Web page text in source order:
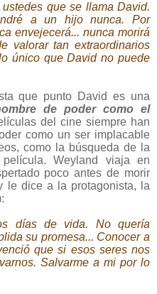
que se llama David.
a un hijo nunca. Por
envejecerá... nunca morirá
valorar tan extraordinarios
único que David no puede
que punto David es una
de poder como el
del cine siempre han
como un ser implacable
como la búsqueda de la
Weyland viaja en
poco antes de morir
le dice a la protagonista, la
días de vida. No quería
su promesa... Conocer a
que si esos seres nos
Salvarme a mi por lo